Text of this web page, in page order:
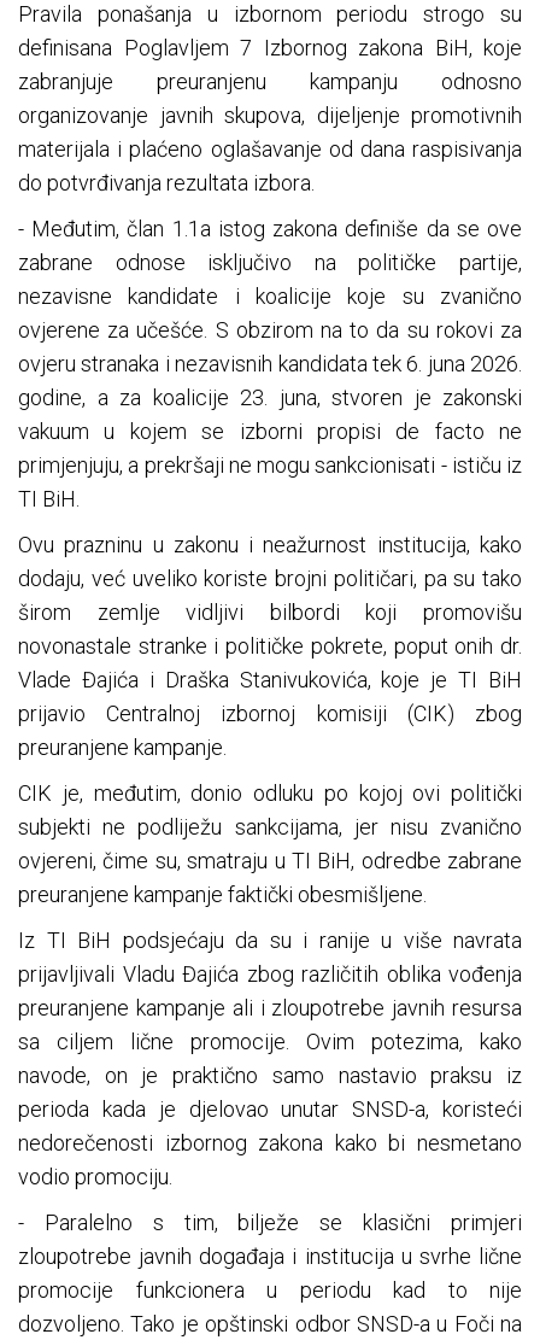
Pravila ponašanja u izbornom periodu strogo su
definisana Poglavljem 7 Izbornog zakona BiH, koje
zabranjuje preuranjenu kampanju odnosno
organizovanje javnih skupova, dijeljenje promotivnih
materijala i plaćeno oglašavanje od dana raspisivanja
do potvrđivanja rezultata izbora.
- Međutim, član 1.1a istog zakona definiše da se ove
zabrane odnose isključivo na političke partije,
nezavisne kandidate i koalicije koje su zvanično
ovjerene za učešće. S obzirom na to da su rokovi za
ovjeru stranaka i nezavisnih kandidata tek 6. juna 2026.
godine, a za koalicije 23. juna, stvoren je zakonski
vakuum u kojem se izborni propisi de facto ne
primjenjuju, a prekršaji ne mogu sankcionisati - ističu iz
TI BiH.
Ovu prazninu u zakonu i neažurnost institucija, kako
dodaju, već uveliko koriste brojni političari, pa su tako
širom zemlje vidljivi bilbordi koji promovišu
novonastale stranke i političke pokrete, poput onih dr.
Vlade Đajića i Draška Stanivukovića, koje je TI BiH
prijavio Centralnoj izbornoj komisiji (CIK) zbog
preuranjene kampanje.
CIK je, međutim, donio odluku po kojoj ovi politički
subjekti ne podliježu sankcijama, jer nisu zvanično
ovjereni, čime su, smatraju u TI BiH, odredbe zabrane
preuranjene kampanje faktički obesmišljene.
Iz TI BiH podsjećaju da su i ranije u više navrata
prijavljivali Vladu Đajića zbog različitih oblika vođenja
preuranjene kampanje ali i zloupotrebe javnih resursa
sa ciljem lične promocije. Ovim potezima, kako
navode, on je praktično samo nastavio praksu iz
perioda kada je djelovao unutar SNSD-a, koristeći
nedorečenosti izbornog zakona kako bi nesmetano
vodio promociju.
- Paralelno s tim, bilježe se klasični primjeri
zloupotrebe javnih događaja i institucija u svrhe lične
promocije funkcionera u periodu kad to nije
dozvoljeno. Tako je opštinski odbor SNSD-a u Foči na